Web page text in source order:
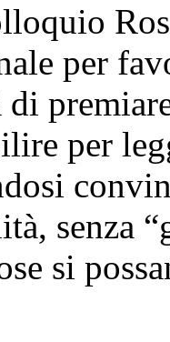
per
di
per
senza
si